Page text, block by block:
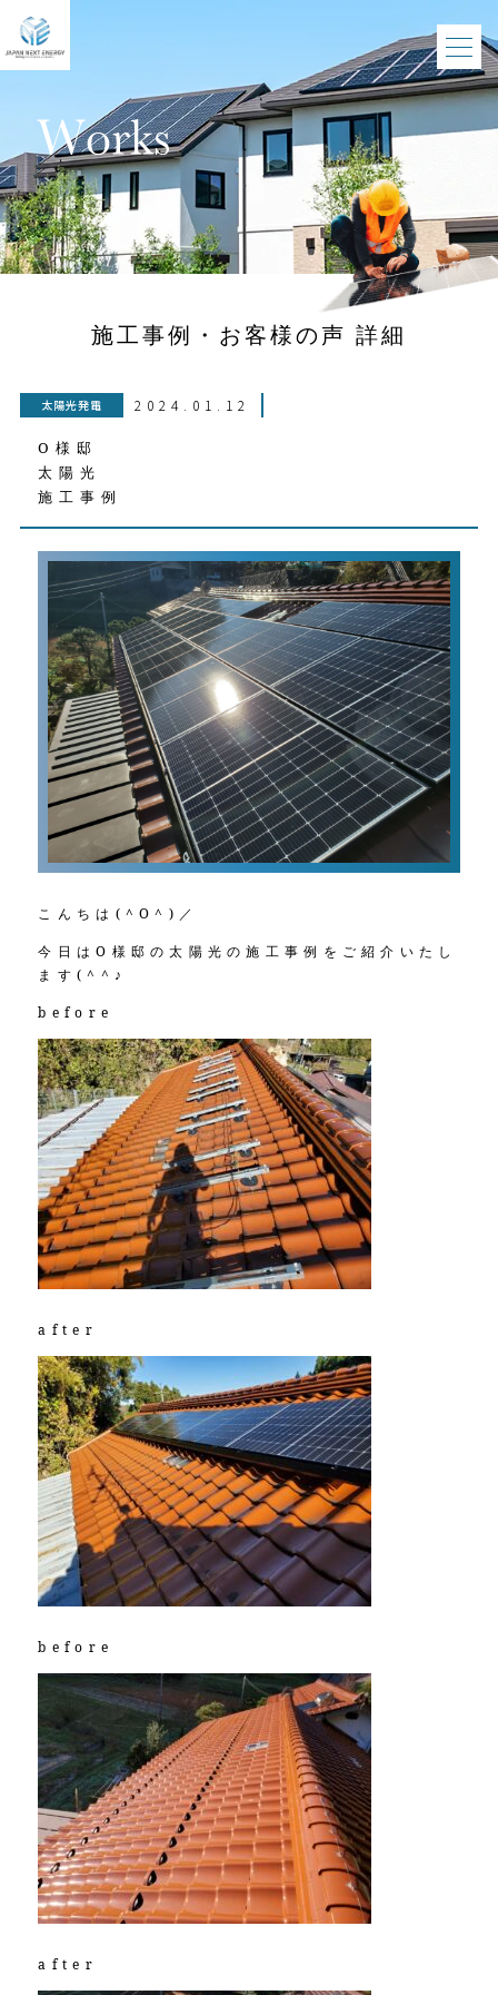
施工事例・お客様の声 詳細
太陽光発電 2024.01.12
O様邸
太陽光
施工事例
こんちは(^O^)／
今日はO様邸の太陽光の施工事例をご紹介いたし
ます(^^♪
before
after
before
after